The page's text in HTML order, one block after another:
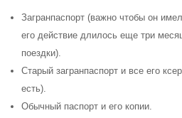
Загранпаспорт (важно чтобы он
его действие длилось еще три
поездки).
Старый загранпаспорт и все его
есть).
Обычный паспорт и его копии.